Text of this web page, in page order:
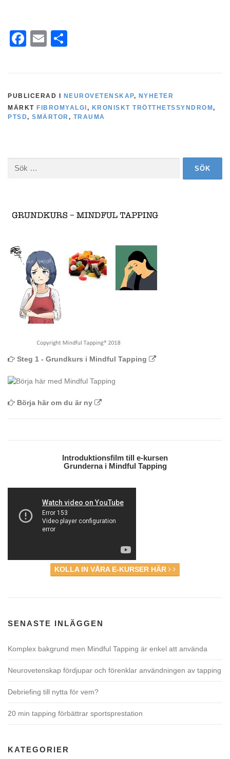
Facebook
Email
PUBLICERAD I NEUROVETENSKAP, NYHETER
MÄRKT FIBROMYALGI , KRONISKT TRÖTTHETSSYNDROM ,
PTSD, SMÄRTOR , TRAUMA
efter:
Steg 1 - Grundkurs i Mindful Tapping
Börja här om du är ny
Introduktionsfilm till e-kursen
Grunderna i Mindful Tapping
KOLLA IN VÅRA E-KURSER HÄR
SENASTE INLÄGGEN
Komplex bakgrund men Mindful Tapping är enkel att använda
Neurovetenskap fördjupar och förenklar användningen av tapping
Debriefing till nytta för vem?
20 min tapping förbättrar sportsprestation
KATEGORIER